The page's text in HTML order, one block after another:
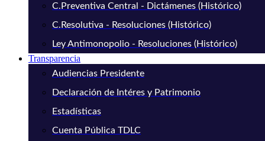
C.Preventiva Central - Dictámenes (Histórico)
C.Resolutiva - Resoluciones (Histórico)
Ley Antimonopolio - Resoluciones (Histórico)
Transparencia
Audiencias Presidente
Declaración de Intéres y Patrimonio
Estadísticas
Cuenta Pública TDLC